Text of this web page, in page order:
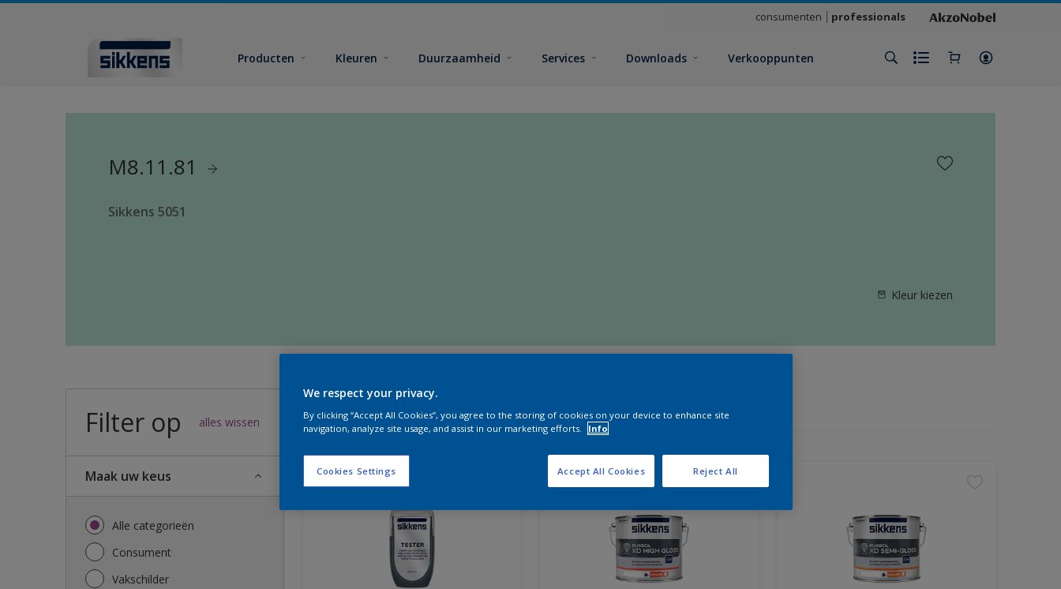
consumenten professionals
Producten Kleuren Duurzaamheid Services Downloads Verkooppunten
M8.11.81
Sikkens 5051
Kleur kiezen
Filter op alles wissen
Maak uw keus
Alle categorieën
Consument
Vakschilder
56resultaten voor jou
We respect your privacy.
By clicking “Accept All Cookies”, you agree to the storing of cookies on your device to enhance site
navigation, analyze site usage, and assist in our marketing efforts.
Info
Cookies Settings Reject All
Accept All Cookies